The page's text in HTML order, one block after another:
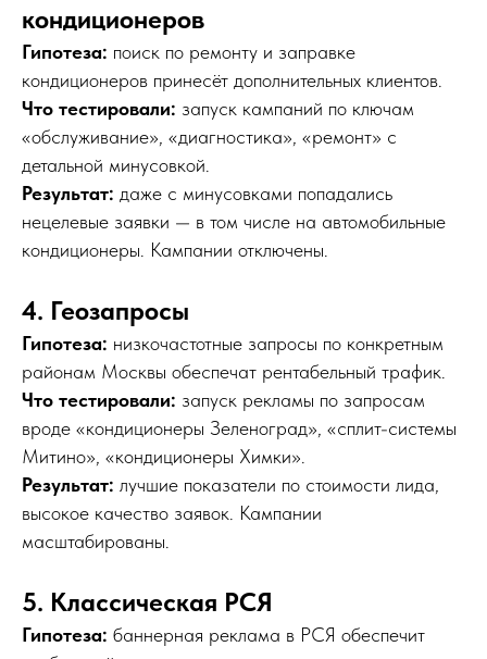
кондиционеров
Гипотеза: поиск по ремонту и заправке
кондиционеров принесёт дополнительных клиентов.
Что тестировали: запуск кампаний по ключам
«обслуживание», «диагностика», «ремонт» с
детальной минусовкой.
Результат: даже с минусовками попадались
нецелевые заявки — в том числе на автомобильные
кондиционеры. Кампании отключены.
4. Геозапросы
Гипотеза: низкочастотные запросы по конкретным
районам Москвы обеспечат рентабельный трафик.
Что тестировали: запуск рекламы по запросам
вроде «кондиционеры Зеленоград», «сплит-системы
Митино», «кондиционеры Химки».
Результат: лучшие показатели по стоимости лида,
высокое качество заявок. Кампании
масштабированы.
5. Классическая РСЯ
Гипотеза: баннерная реклама в РСЯ обеспечит
Трафик есть.
Заявок нет?
СделаемSEO-разборвашего сайта.
Покажем, что реально происходит
• почему нет заявок
• что мешает росту